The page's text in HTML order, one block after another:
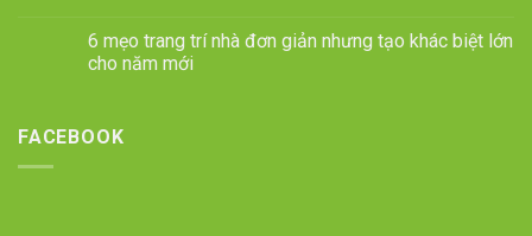
6 mẹo trang trí nhà đơn giản nhưng tạo khác biệt lớn
cho năm mới
FACEBOOK